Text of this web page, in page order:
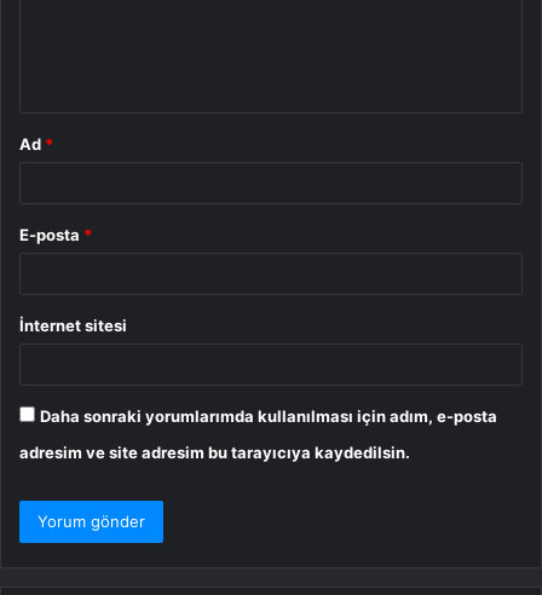
Ad *
E-posta *
İnternet sitesi
Daha sonraki yorumlarımda kullanılması için adım, e-posta
adresim ve site adresim bu tarayıcıya kaydedilsin.